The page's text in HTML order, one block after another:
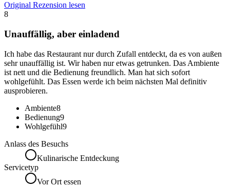
Original Rezension lesen
8
Unauffällig, aber einladend
Ich habe das Restaurant nur durch Zufall entdeckt, da es von außen
sehr unauffällig ist. Wir haben nur etwas getrunken. Das Ambiente
ist nett und die Bedienung freundlich. Man hat sich sofort
wohlgefühlt. Das Essen werde ich beim nächsten Mal definitiv
ausprobieren.
Ambiente8
Bedienung9
Wohlgefühl9
Anlass des Besuchs
Kulinarische Entdeckung
Servicetyp
Vor Ort essen